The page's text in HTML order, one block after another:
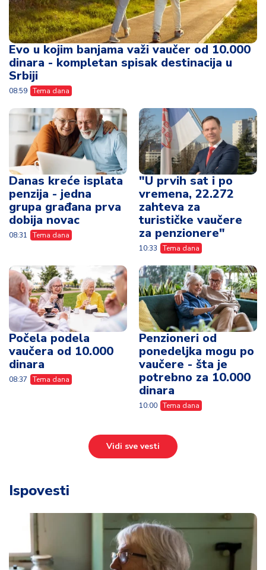
Evo u kojim banjama važi vaučer od 10.000
dinara - kompletan spisak destinacija u
Srbiji
08:59 Tema dana
Danas kreće isplata
penzija - jedna
grupa građana prva
dobija novac
08:31 Tema dana
"U prvih sat i po
vremena, 22.272
zahteva za
turističke vaučere
za penzionere"
10:33 Tema dana
Počela podela
vaučera od 10.000
dinara
08:37 Tema dana
Penzioneri od
ponedeljka mogu po
vaučere - šta je
potrebno za 10.000
dinara
10:00 Tema dana
Vidi sve vesti
Ispovesti